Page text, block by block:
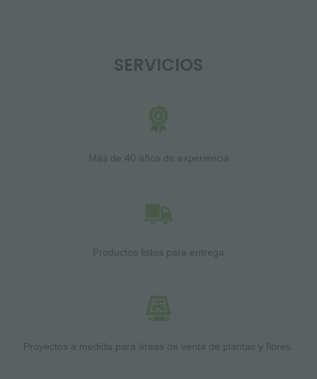
SERVICIOS
Más de 40 años de experiencia
Productos listos para entrega
Proyectos a medida para áreas de venta de plantas y flores.